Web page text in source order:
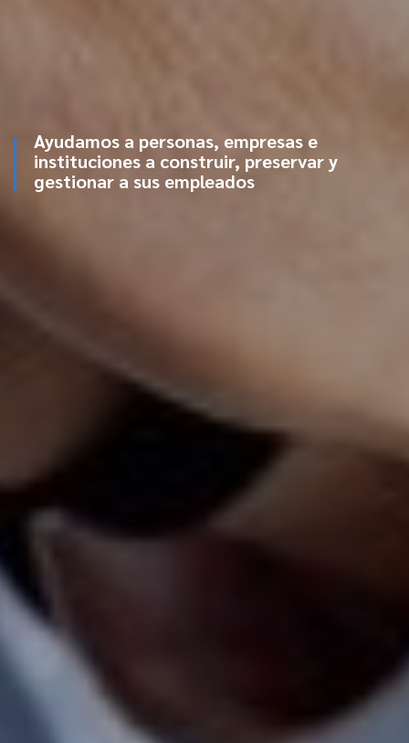
Ayudamos a personas, empresas e
instituciones a construir, preservar y
gestionar a sus empleados